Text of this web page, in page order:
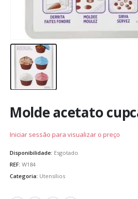
Molde acetato
Iniciar sessão para visualizar o preço
Disponibilidade: Esgotado
REF: W184
Categoria: Utensílios